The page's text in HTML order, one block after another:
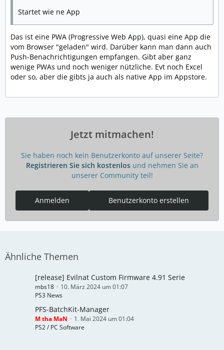
Startet wie ne App
Das ist eine PWA (Progressive Web App), quasi eine App die
vom Browser "geladen" wird. Darüber kann man dann auch
Push-Benachrichtigungen empfangen. Gibt aber ganz
wenige PWAs und noch weniger nützliche. Evt noch Excel
oder so, aber die gibts ja auch als native App im Appstore.
Jetzt mitmachen!
Sie haben noch kein Benutzerkonto auf unserer Seite?
Registrieren Sie sich kostenlosund nehmen Sie an
unserer Community teil!
Benutzerkonto erstellen
Anmelden
Ähnliche Themen
[release] Evilnat Custom Firmware 4.91 Serie
mbs18
10. März 2024 um 01:07
PS3 News
PFS-BatchKit-Manager
M tha MaN
1. Mai 2024 um 01:04
PS2 / PC Software